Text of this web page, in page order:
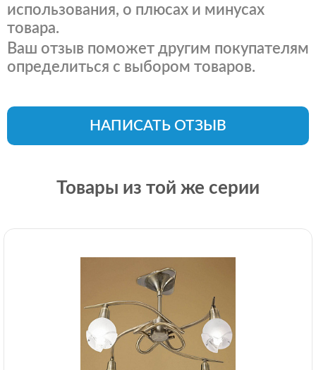
использования, о плюсах и минусах
товара.
Ваш отзыв поможет другим покупателям
определиться с выбором товаров.
НАПИСАТЬ ОТЗЫВ
Товары из той же серии